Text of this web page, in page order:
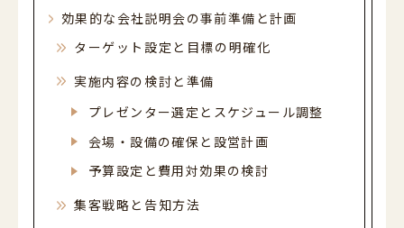
効果的な会社説明会の事前準備と計画
ターゲット設定と目標の明確化
実施内容の検討と準備
プレゼンター選定とスケジュール調整
会場・設備の確保と設営計画
予算設定と費用対効果の検討
集客戦略と告知方法